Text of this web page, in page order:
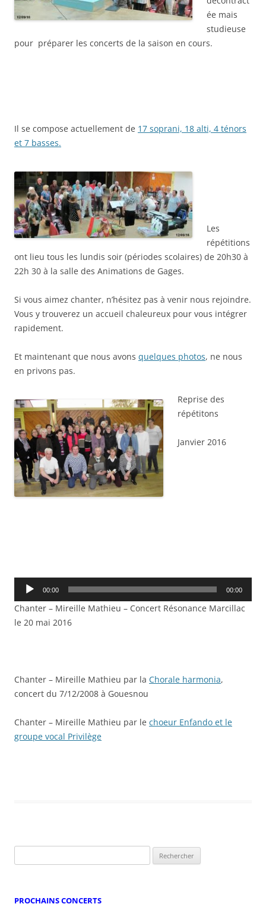
ée mais
studieuse
pour préparer les concerts de la saison en cours.
Il se compose actuellement de 17 soprani, 18 alti, 4 ténors
et 7 basses.
Les
répétitions
ont lieu tous les lundis soir (périodes scolaires) de 20h30 à
22h 30 à la salle des Animations de Gages.
Si vous aimez chanter, n’hésitez pas à venir nous rejoindre.
Vous y trouverez un accueil chaleureux pour vous intégrer
rapidement.
Et maintenant que nous avons quelques photos, ne nous
en privons pas.
Reprise des
répétitons
Janvier 2016
Lecteur
00:00 00:00
Chanter – Mireille Mathieu – Concert Résonance Marcillac
le 20 mai 2016
Chanter – Mireille Mathieu par la Chorale harmonia,
concert du 7/12/2008 à Gouesnou
Chanter – Mireille Mathieu par le choeur Enfando et le
groupe vocal Privilège
PROCHAINS CONCERTS